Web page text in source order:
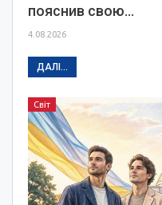
пояснив свою…
4.08.2026
ДАЛІ...
Світ